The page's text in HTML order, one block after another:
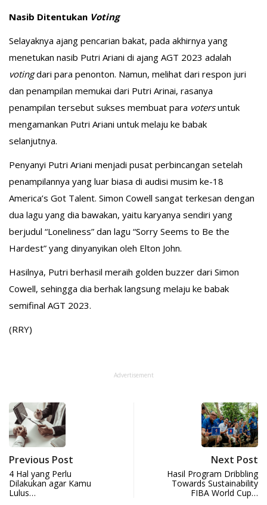
Nasib Ditentukan Voting
Selayaknya ajang pencarian bakat, pada akhirnya yang
menetukan nasib Putri Ariani di ajang AGT 2023 adalah
votingdari para penonton. Namun, melihat dari respon juri
dan penampilan memukai dari Putri Arinai, rasanya
penampilan tersebut sukses membuat para votersuntuk
mengamankan Putri Ariani untuk melaju ke babak
selanjutnya.
Penyanyi Putri Ariani menjadi pusat perbincangan setelah
penampilannya yang luar biasa di audisi musim ke-18
America’s Got Talent. Simon Cowell sangat terkesan dengan
dua lagu yang dia bawakan, yaitu karyanya sendiri yang
berjudul “Loneliness” dan lagu “Sorry Seems to Be the
Hardest” yang dinyanyikan oleh Elton John.
Hasilnya, Putri berhasil meraih golden buzzer dari Simon
Cowell, sehingga dia berhak langsung melaju ke babak
semifinal AGT 2023.
(RRY)
Advertisement
Previous Post
4 Hal yang Perlu
Dilakukan agar Kamu
Lulus…
Next Post
Hasil Program Dribbling
Towards Sustainability
FIBA World Cup…